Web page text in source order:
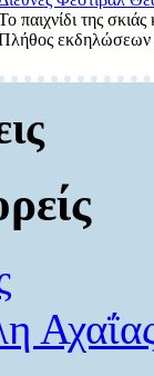
παιχνίδι της
εκδηλώσεων